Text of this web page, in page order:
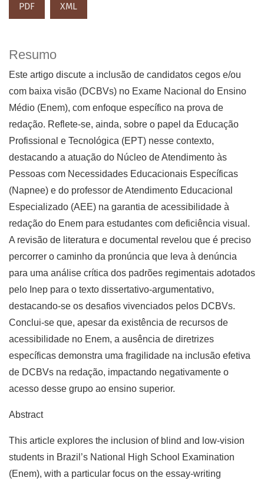
PDF XML
Resumo
Este artigo discute a inclusão de candidatos cegos e/ou
com baixa visão (DCBVs) no Exame Nacional do Ensino
Médio (Enem), com enfoque específico na prova de
redação. Reflete-se, ainda, sobre o papel da Educação
Profissional e Tecnológica (EPT) nesse contexto,
destacando a atuação do Núcleo de Atendimento às
Pessoas com Necessidades Educacionais Específicas
(Napnee) e do professor de Atendimento Educacional
Especializado (AEE) na garantia de acessibilidade à
redação do Enem para estudantes com deficiência visual.
A revisão de literatura e documental revelou que é preciso
percorrer o caminho da pronúncia que leva à denúncia
para uma análise crítica dos padrões regimentais adotados
pelo Inep para o texto dissertativo-argumentativo,
destacando-se os desafios vivenciados pelos DCBVs.
Conclui-se que, apesar da existência de recursos de
acessibilidade no Enem, a ausência de diretrizes
específicas demonstra uma fragilidade na inclusão efetiva
de DCBVs na redação, impactando negativamente o
acesso desse grupo ao ensino superior.
Abstract
This article explores the inclusion of blind and low-vision
students in Brazil’s National High School Examination
(Enem), with a particular focus on the essay-writing